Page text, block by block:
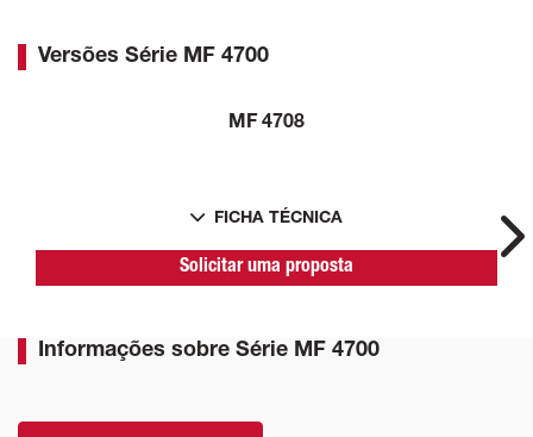
Versões Série MF 4700
MF 4708
FICHA TÉCNICA
Solicitar uma proposta
Informações sobre Série MF 4700